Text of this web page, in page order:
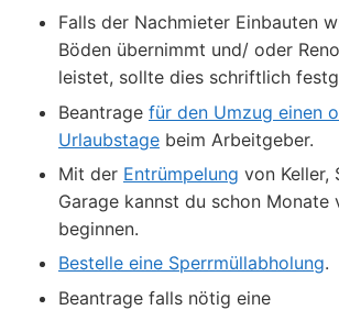
Falls der Nachmieter Einbauten
Böden übernimmt und/ oder
leistet, sollte dies schriftlich
Beantrage für den Umzug einen
Urlaubstage beim Arbeitgeber.
Mit der Entrümpelung von Keller,
Garage kannst du schon Monate
beginnen.
Bestelle eine Sperrmüllabholung.
Beantrage falls nötig eine